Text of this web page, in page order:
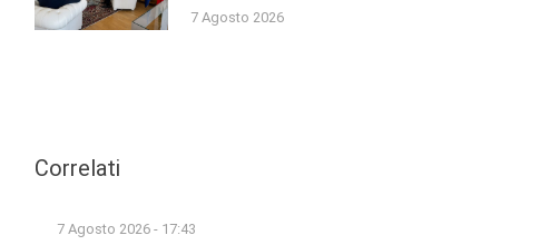
7 Agosto 2026
Correlati
7 Agosto 2026 - 17:43